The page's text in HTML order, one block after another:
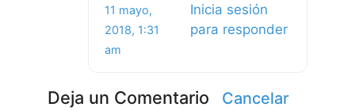
11 mayo,
2018, 1:31
am
Inicia sesión
para responder
Deja un Comentario
Cancelar